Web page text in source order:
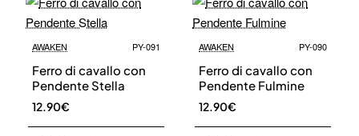
AWAKEN PY-091
Ferro di cavallo con
Pendente Stella
12.90€
AWAKEN PY-090
Ferro di cavallo con
Pendente Fulmine
12.90€